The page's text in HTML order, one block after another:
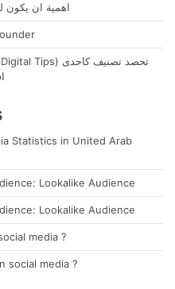
اهمية ان يكون
Statistics in United Arab
Lookalike Audience
Lookalike Audience
media ?
social media ?